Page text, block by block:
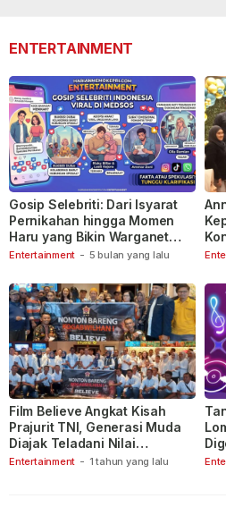
ENTERTAINMENT
Entertainment - 5 bulan yang lalu
Gosip Selebriti: Dari Isyarat
Pernikahan hingga Momen
Haru yang Bikin Warganet
Berspekulasi
Entertainment - 1 tahun yang lalu
Film Believe Angkat Kisah
Prajurit TNI, Generasi Muda
Diajak Teladani Nilai
Keberanian